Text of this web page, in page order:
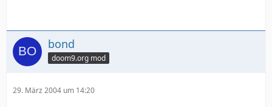
bond
doom9.org mod
29. März 2004 um 14:20